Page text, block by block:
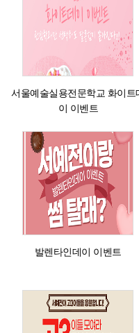
서울예술실용전문학교 화이트
이 이벤트
발렌타인데이 이벤트